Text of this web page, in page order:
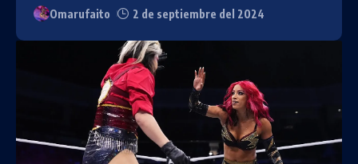
Omarufaito 2 de septiembre del 2024